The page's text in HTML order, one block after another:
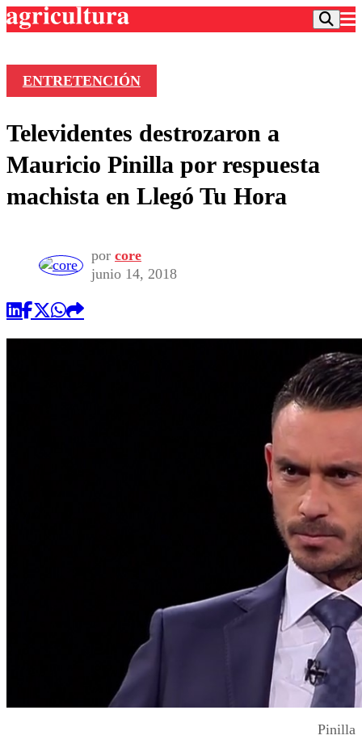
Frecuencias
Agricultura TV
Deportes
Colo Colo
Seleccion Chilena
Torneo Internacional
Entretención
Economía
Internacional
Publicaciones en medios
Opinión
ENTRETENCIÓN
Televidentes destrozaron a
Mauricio Pinilla por respuesta
machista en Llegó Tu Hora
por core
junio 14, 2018
Pinilla